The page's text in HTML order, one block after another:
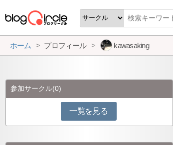
ホーム プロフィール kawasaking
参加サークル(0)
一覧を見る